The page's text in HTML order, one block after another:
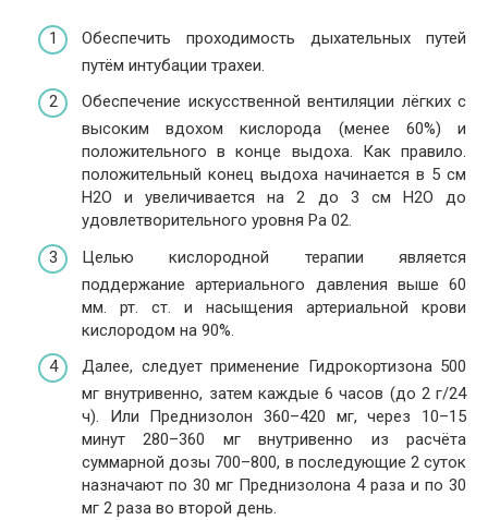
Обеспечить проходимость дыхательных путей
путём интубации трахеи.
Обеспечение искусственной вентиляции лёгких с
высоким вдохом кислорода (менее 60%) и
положительного в конце выдоха. Как правило.
положительный конец выдоха начинается в 5 см
H2O и увеличивается на 2 до 3 см H2O до
удовлетворительного уровня Pa 02.
Целью кислородной терапии является
поддержание артериального давления выше 60
мм. рт. ст. и насыщения артериальной крови
кислородом на 90%.
Далее, следует применение Гидрокортизона 500
мг внутривенно, затем каждые 6 часов (до 2 г/24
ч). Или Преднизолон 360–420 мг, через 10–15
минут 280–360 мг внутривенно из расчёта
суммарной дозы 700–800, в последующие 2 суток
назначают по 30 мг Преднизолона 4 раза и по 30
мг 2 раза во второй день.